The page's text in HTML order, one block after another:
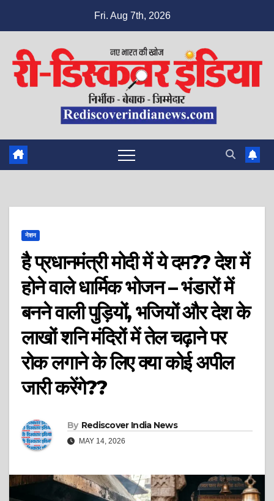
Fri. Aug 7th, 2026
नेशन
है प्रधानमंत्री मोदी में ये दम?? देश में
होने वाले धार्मिक भोजन – भंडारों में
बनने वाली पुड़ियों, भजियों और देश के
लाखों शनि मंदिरों में तेल चढ़ाने पर
रोक लगाने के लिए क्या कोई अपील
जारी करेंगे??
By Rediscover India News
MAY 14, 2026